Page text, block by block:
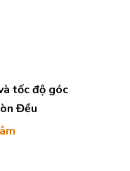
tốc độ góc
Đều